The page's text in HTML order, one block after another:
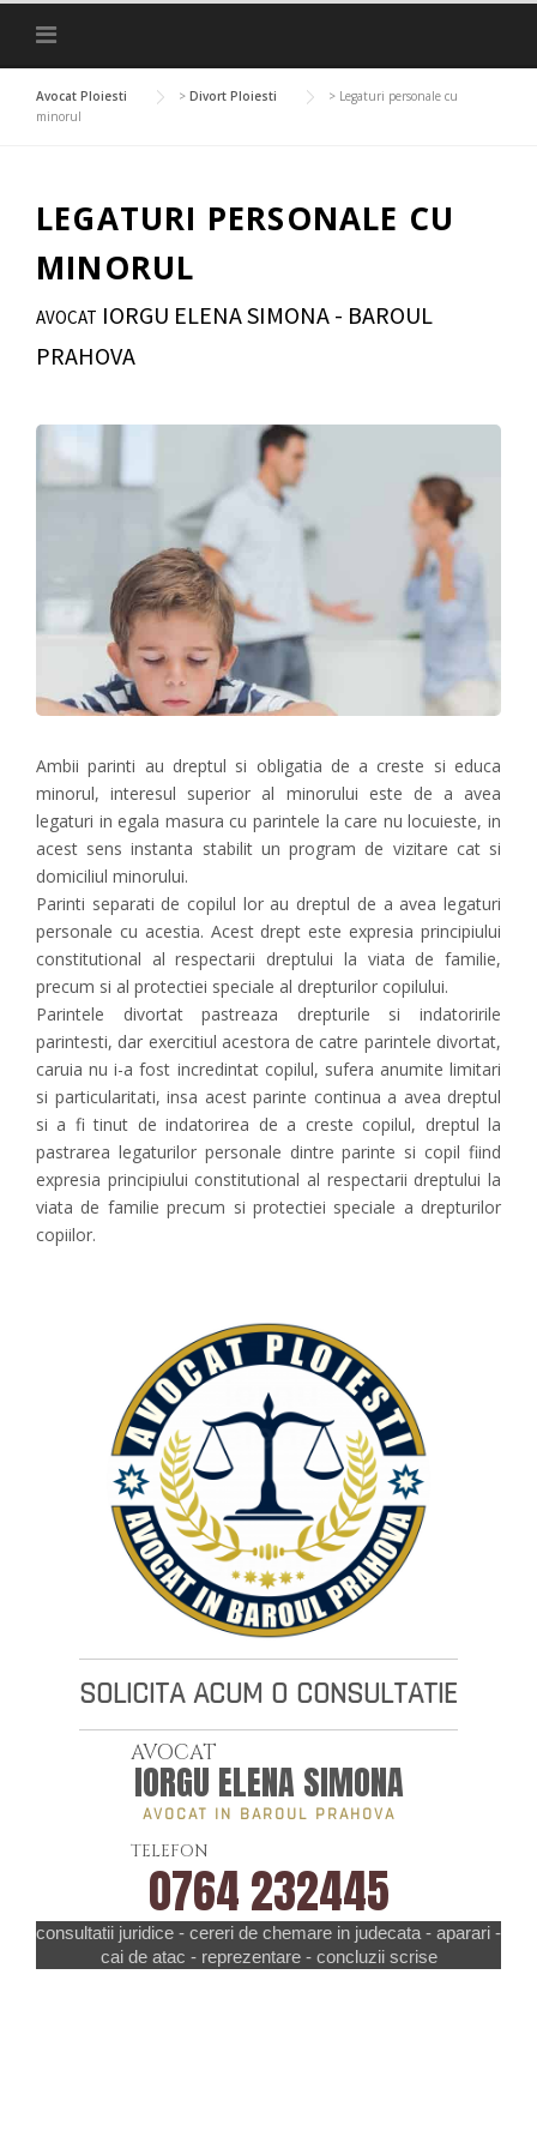
content
Avocat Ploiesti > Divort Ploiesti > Legaturi personale cu
minorul
LEGATURI PERSONALE CU
MINORUL
AVOCAT IORGU ELENA SIMONA - BAROUL
PRAHOVA
Ambii parinti au dreptul si obligatia de a creste si educa
minorul, interesul superior al minorului este de a avea
legaturi in egala masura cu parintele la care nu locuieste, in
acest sens instanta stabilit un program de vizitare cat si
domiciliul minorului.
Parinti separati de copilul lor au dreptul de a avea legaturi
personale cu acestia. Acest drept este expresia principiului
constitutional al respectarii dreptului la viata de familie,
precum si al protectiei speciale al drepturilor copilului.
Parintele divortat pastreaza drepturile si indatoririle
parintesti, dar exercitiul acestora de catre parintele divortat,
caruia nu i-a fost incredintat copilul, sufera anumite limitari
si particularitati, insa acest parinte continua a avea dreptul
si a fi tinut de indatorirea de a creste copilul, dreptul la
pastrarea legaturilor personale dintre parinte si copil fiind
expresia principiului constitutional al respectarii dreptului la
viata de familie precum si protectiei speciale a drepturilor
copiilor.
SOLICITA ACUM O CONSULTATIE
AVOCAT
IORGU ELENA SIMONA
AVOCAT IN BAROUL PRAHOVA
TELEFON
0764 232445
consultatii juridice - cereri de chemare in judecata - aparari -
cai de atac - reprezentare - concluzii scrise